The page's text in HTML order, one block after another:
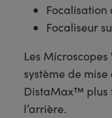
Focalisation
Focaliseur
Les
système de
DistaMax™ plus
l’arrière.